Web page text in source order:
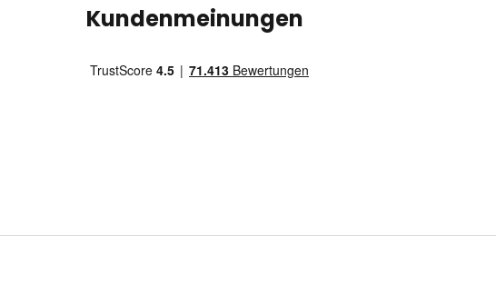
Kundenmeinungen